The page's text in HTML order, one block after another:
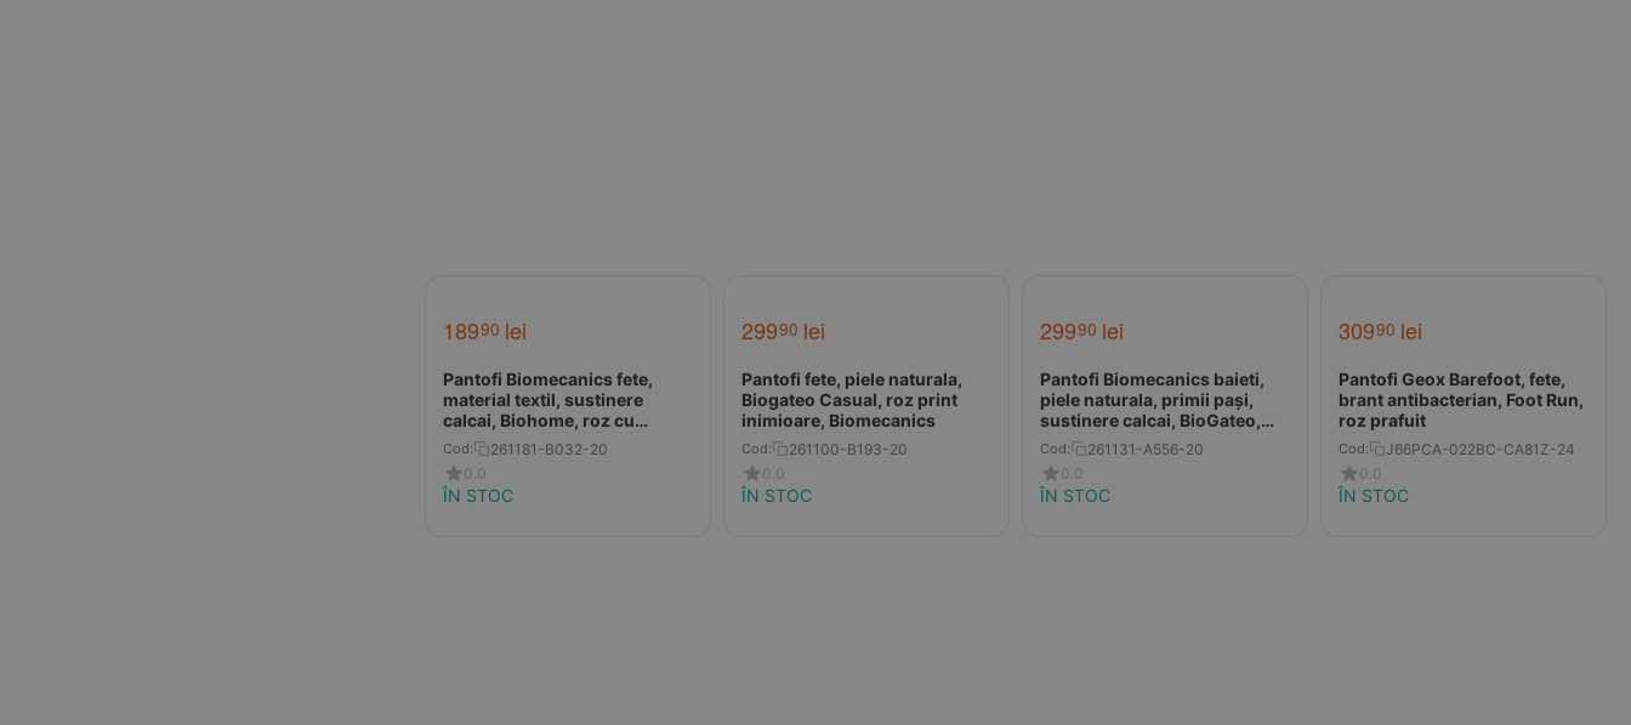
18990 lei
Pantofi Biomecanics fete,
material textil, sustinere
calcai, Biohome, roz cu
inimioare
Cod:
261181-B032-20
0.0
ÎN STOC
29990 lei
Pantofi fete, piele naturala,
Biogateo Casual, roz print
inimioare, Biomecanics
Cod:
261100-B193-20
0.0
ÎN STOC
29990 lei
Pantofi Biomecanics baieti,
piele naturala, primii pași,
sustinere calcai, BioGateo,
albastru
Cod:
261131-A556-20
0.0
ÎN STOC
30990 lei
Pantofi Geox Barefoot, fete,
brant antibacterian, Foot Run,
roz prafuit
Cod:
J66PCA-022BC-CA81Z-24
0.0
ÎN STOC